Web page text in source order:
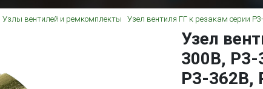
Узлы вентилей и ремкомплекты Узел вентиля ГГ к резакам серии
Узел
300В,
Р3-362В,